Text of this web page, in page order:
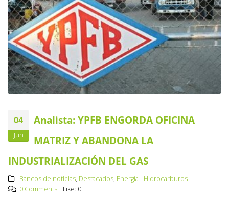
04
Jun
Analista: YPFB ENGORDA OFICINA
MATRIZ Y ABANDONA LA
INDUSTRIALIZACIÓN DEL GAS
Bancos de noticias, Destacados, Energía - Hidrocarburos
0 Comments
Like: 0